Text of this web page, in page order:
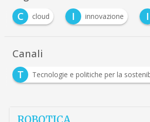
C
cloud I innovazione I
Canali
T
Tecnologie e politiche per la